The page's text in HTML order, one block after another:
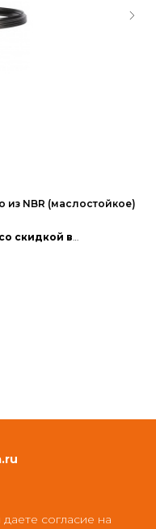
из NBR (маслостойкое)
скидкой в
согласие на